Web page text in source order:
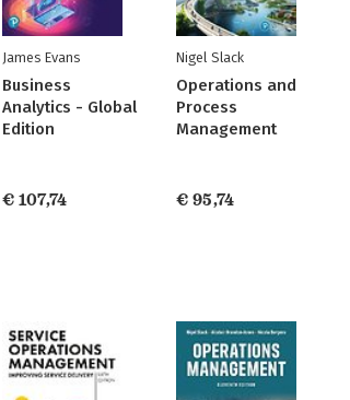
James Evans
Business
Analytics - Global
Edition
€ 107,74
Nigel Slack
Operations and
Process
Management
€ 95,74